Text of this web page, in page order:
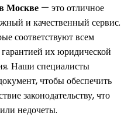
Москве — это отличное
и качественный сервис.
соответствуют всем
их юридической
Наши специалисты
чтобы обеспечить
законодательству, что
недочеты.